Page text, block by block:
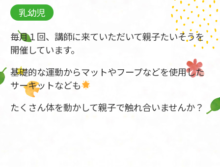
乳幼児
毎月１回、講師に来ていただいて親子たいそうを
開催しています。
基礎的な運動からマットやフープなどを使用した
サーキットなども
たくさん体を動かして親子で触れ合いませんか？